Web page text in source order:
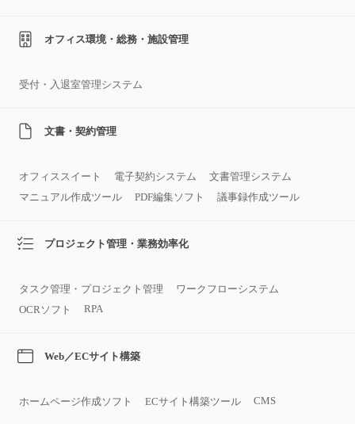
オフィス環境・総務・施設管理
受付・入退室管理システム
文書・契約管理
オフィススイート 電子契約システム
文書管理システム
マニュアル作成ツール
PDF編集ソフト 議事録作成ツール
プロジェクト管理・業務効率化
タスク管理・プロジェクト管理
ワークフローシステム
OCRソフト
RPA
Web／ECサイト構築
ホームページ作成ソフト ECサイト構築ツール CMS